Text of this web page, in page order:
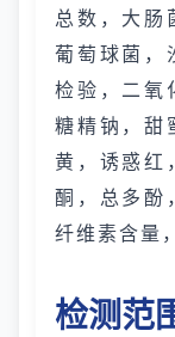
总数，大肠
葡萄球菌，
检验，二氧
糖精钠，甜
黄，诱惑红
酮，总多酚
纤维素含量
检测范